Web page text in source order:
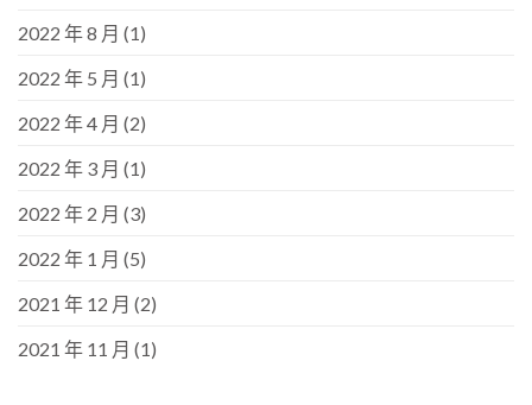
2022 年 8 月 (1)
2022 年 5 月 (1)
2022 年 4 月 (2)
2022 年 3 月 (1)
2022 年 2 月 (3)
2022 年 1 月 (5)
2021 年 12 月 (2)
2021 年 11 月 (1)